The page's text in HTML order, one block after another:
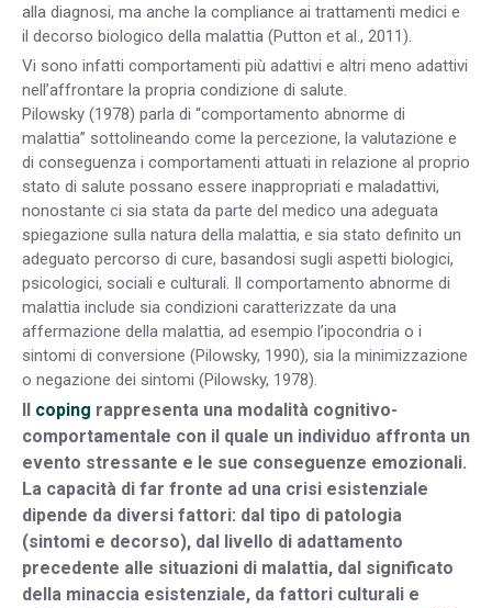
alla diagnosi, ma anche la compliance ai trattamenti medici e
il decorso biologico della malattia (Putton et al., 2011).
Vi sono infatti comportamenti più adattivi e altri meno adattivi
nell’affrontare la propria condizione di salute.
Pilowsky (1978) parla di “comportamento abnorme di
malattia” sottolineando come la percezione, la valutazione e
di conseguenza i comportamenti attuati in relazione al proprio
stato di salute possano essere inappropriati e maladattivi,
nonostante ci sia stata da parte del medico una adeguata
spiegazione sulla natura della malattia, e sia stato definito un
adeguato percorso di cure, basandosi sugli aspetti biologici,
psicologici, sociali e culturali. Il comportamento abnorme di
malattia include sia condizioni caratterizzate da una
affermazione della malattia, ad esempio l’ipocondria o i
sintomi di conversione (Pilowsky, 1990), sia la minimizzazione
o negazione dei sintomi (Pilowsky, 1978).
Il coping rappresenta una modalità cognitivo-
comportamentale con il quale un individuo affronta un
evento stressante e le sue conseguenze emozionali.
La capacità di far fronte ad una crisi esistenziale
dipende da diversi fattori: dal tipo di patologia
(sintomi e decorso), dal livello di adattamento
precedente alle situazioni di malattia, dal significato
della minaccia esistenziale, da fattori culturali e